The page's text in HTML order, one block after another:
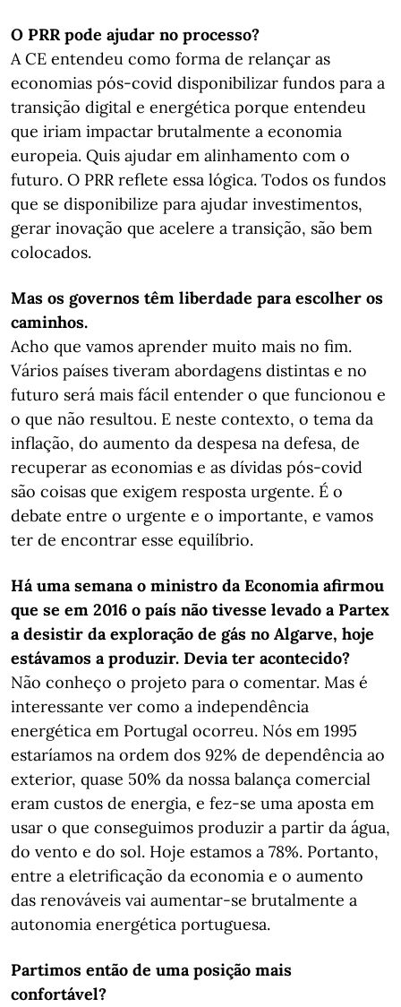
O PRR pode ajudar no processo?
A CE entendeu como forma de relançar as
economias pós-covid disponibilizar fundos para a
transição digital e energética porque entendeu
que iriam impactar brutalmente a economia
europeia. Quis ajudar em alinhamento com o
futuro. O PRR reflete essa lógica. Todos os fundos
que se disponibilize para ajudar investimentos,
gerar inovação que acelere a transição, são bem
colocados.
Mas os governos têm liberdade para escolher os
caminhos.
Acho que vamos aprender muito mais no fim.
Vários países tiveram abordagens distintas e no
futuro será mais fácil entender o que funcionou e
o que não resultou. E neste contexto, o tema da
inflação, do aumento da despesa na defesa, de
recuperar as economias e as dívidas pós-covid
são coisas que exigem resposta urgente. É o
debate entre o urgente e o importante, e vamos
ter de encontrar esse equilíbrio.
Há uma semana o ministro da Economia afirmou
que se em 2016 o país não tivesse levado a Partex
a desistir da exploração de gás no Algarve, hoje
estávamos a produzir. Devia ter acontecido?
Não conheço o projeto para o comentar. Mas é
interessante ver como a independência
energética em Portugal ocorreu. Nós em 1995
estaríamos na ordem dos 92% de dependência ao
exterior, quase 50% da nossa balança comercial
eram custos de energia, e fez-se uma aposta em
usar o que conseguimos produzir a partir da água,
do vento e do sol. Hoje estamos a 78%. Portanto,
entre a eletrificação da economia e o aumento
das renováveis vai aumentar-se brutalmente a
autonomia energética portuguesa.
Partimos então de uma posição mais
confortável?